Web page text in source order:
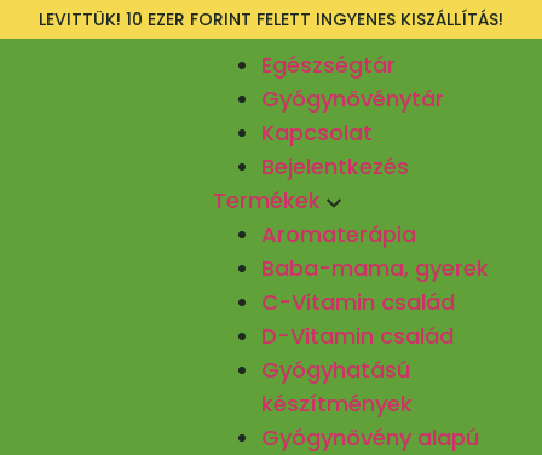
LEVITTÜK! 10 EZER FORINT FELETT INGYENES KISZÁLLÍTÁS!
Egészségtár
Gyógynövénytár
Kapcsolat
Bejelentkezés
Termékek
Aromaterápia
Baba-mama, gyerek
C-Vitamin család
D-Vitamin család
Gyógyhatású
készítmények
Gyógynövény alapú